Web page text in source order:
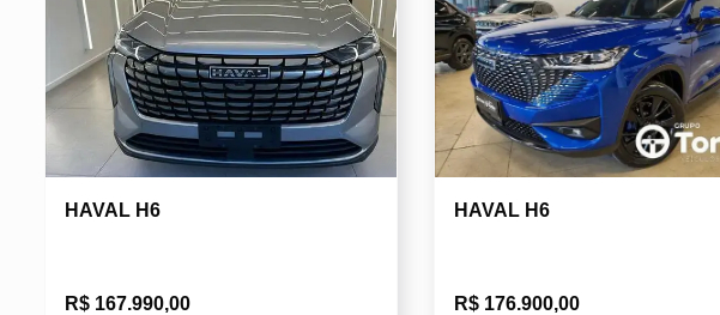
HAVAL H6
R$ 167.990,00
HAVAL H6
R$ 176.900,00